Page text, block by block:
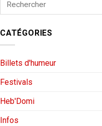
CATÉGORIES
Billets d'humeur
Festivals
Heb'Domi
Infos